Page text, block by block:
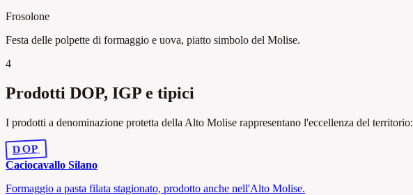
Frosolone
Festa delle polpette di formaggio e uova, piatto simbolo del Molise.
4
Prodotti DOP, IGP e tipici
I prodotti a denominazione protetta della Alto Molise rappresentano l'eccellenza del territorio:
DOP
Caciocavallo Silano
Formaggio a pasta filata stagionato, prodotto anche nell'Alto Molise.